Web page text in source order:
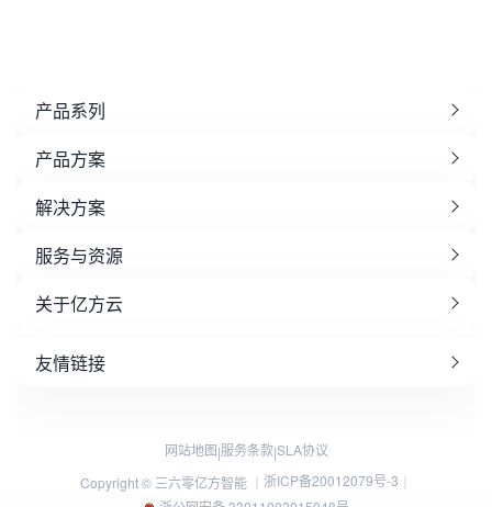
产品系列
产品方案
解决方案
服务与资源
关于亿方云
友情链接
网站地图|服务条款|SLA协议
Copyright © 三六零亿方智能 ｜ 浙ICP备20012079号-3 ｜